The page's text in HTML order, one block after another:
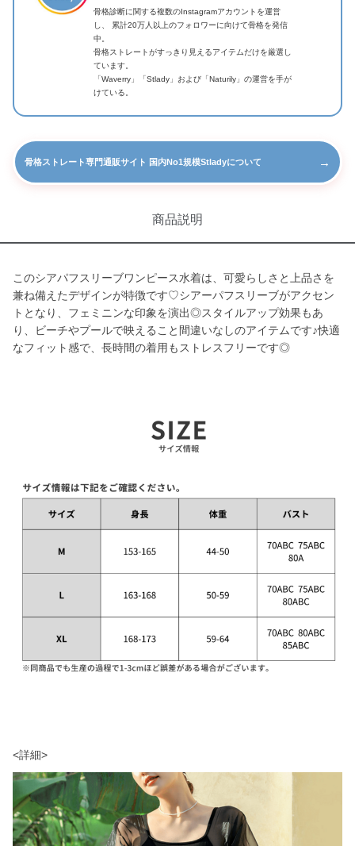
骨格診断に関する複数のInstagramアカウントを運営
し、 累計20万人以上のフォロワーに向けて骨格を発信
中。
骨格ストレートがすっきり見えるアイテムだけを厳選し
ています。
「Waverry」「Stlady」および「Naturily」の運営を手が
けている。
骨格ストレート専門通販サイト 国内No1規模Stladyについて →
商品説明
このシアパフスリーブワンピース水着は、可愛らしさと上品さを
兼ね備えたデザインが特徴です♡シアーパフスリーブがアクセン
トとなり、フェミニンな印象を演出◎スタイルアップ効果もあ
り、ビーチやプールで映えること間違いなしのアイテムです♪快適
なフィット感で、長時間の着用もストレスフリーです◎